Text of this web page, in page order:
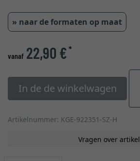
» naar de formaten op maat
vanaf 22,90 €*
In de de winkelwagen
Artikelnummer: KGE-922351-SZ-H
Vragen over artikel